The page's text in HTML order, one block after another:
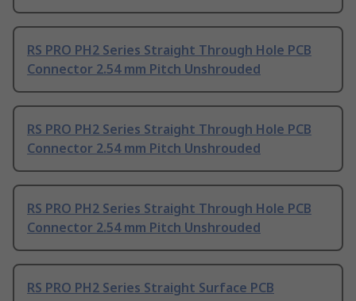
RS PRO PH2 Series Straight Through Hole PCB
Connector 2.54 mm Pitch Unshrouded
RS PRO PH2 Series Straight Through Hole PCB
Connector 2.54 mm Pitch Unshrouded
RS PRO PH2 Series Straight Through Hole PCB
Connector 2.54 mm Pitch Unshrouded
RS PRO PH2 Series Straight Surface PCB